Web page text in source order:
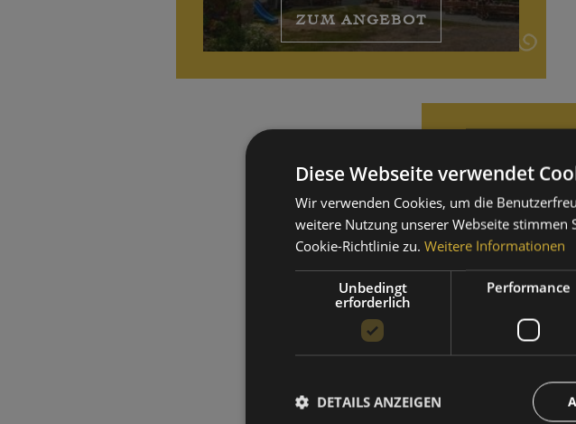
ZUM ANGEBOT
Diese Webseite verwendet
Wir verwenden Cookies, um die
weitere Nutzung unserer Webseite stimmen
Cookie-Richtlinie zu. Weitere Informationen
Unbedingt
erforderlich
Performance
DETAILS ANZEIGEN